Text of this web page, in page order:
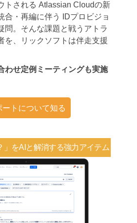
トされる Atlassian Cloudの新
合・再編に伴う IDプロビジョ
問。そんな課題と戦うアトラ
を、リックソフトは伴走支援
わせ定例ミーティングも実施
ートについて知る
」をAIと解消する強力アイテム